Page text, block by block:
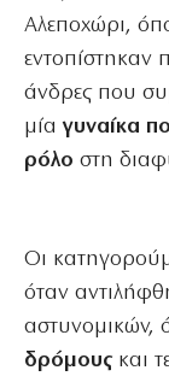
Αλεποχώρι,
εντοπίστηκαν
άνδρες που
μίαγυναίκα
ρόλο στη
Οι
όταν
αστυνομικών,
δρόμους και